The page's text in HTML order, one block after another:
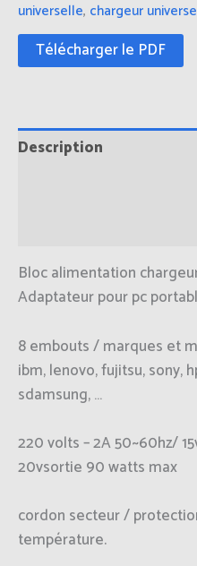
universelle, chargeur
Télécharger le PDF
Description
Bloc alimentation
Adaptateur pour pc
8 embouts / marques et
ibm, lenovo, fujitsu, sony,
sdamsung, …
220 volts – 2A 50~60hz/
20vsortie 90 watts max
cordon secteur /
température.